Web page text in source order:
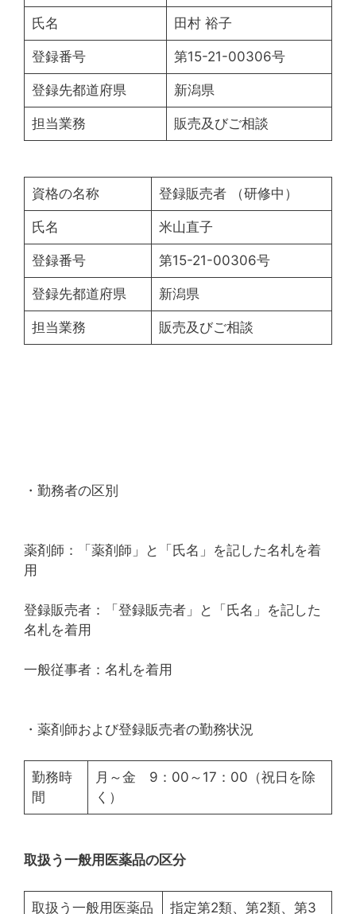
氏名 田村 裕子
登録番号 第15-21-00306号
登録先都道府県 新潟県
担当業務 販売及びご相談
資格の名称 登録販売者 （研修中）
氏名 米山直子
登録番号 第15-21-00306号
登録先都道府県 新潟県
担当業務 販売及びご相談
・勤務者の区別
薬剤師：「薬剤師」と「氏名」を記した名札を着
用
登録販売者：「登録販売者」と「氏名」を記した
名札を着用
一般従事者：名札を着用
・薬剤師および登録販売者の勤務状況
勤務時
間
月～金 9：00～17：00（祝日を除
く）
取扱う一般用医薬品の区分
取扱う一般用医薬品
指定第2類、第2類、第3